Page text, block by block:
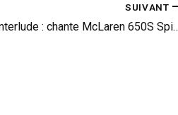
SUIVANT
Interlude : chante